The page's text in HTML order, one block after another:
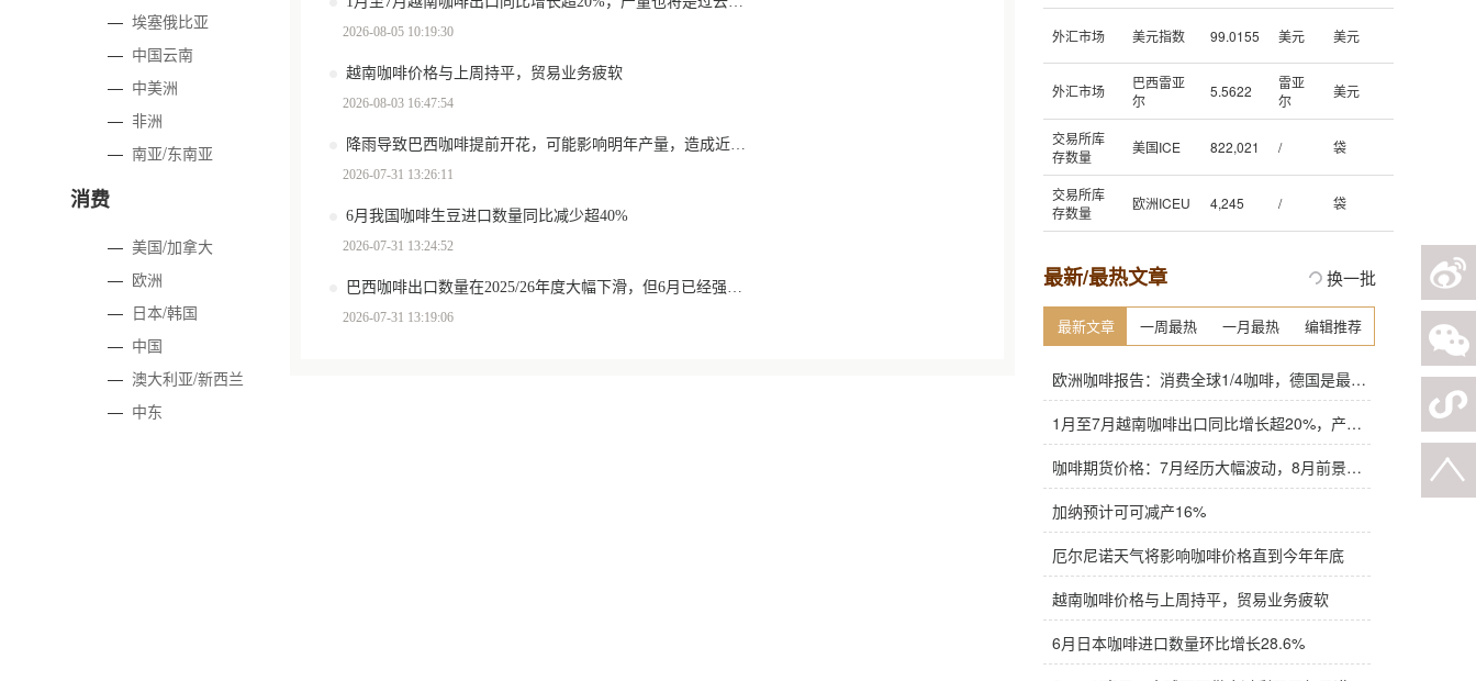
—埃塞俄比亚
— 中国云南
— 中美洲
—非洲
—南亚/东南亚
消费
—美国/加拿大
— 欧洲
— 日本/韩国
— 中国
— 澳大利亚/新西兰
— 中东
2026-08-05 10:19:30
越南咖啡价格与上周持平，贸易业务疲软
2026-08-03 16:47:54
2026-07-31 13:26:11
6月我国咖啡生豆进口数量同比减少超40%
2026-07-31 13:24:52
2026-07-31 13:19:06
外汇市场 美元指数 99.0155 美元 美元
外汇市场
巴西雷亚
尔
5.5622
雷亚
尔
美元
交易所库
存数量
美国ICE 822,021 / 袋
交易所库
存数量
欧洲ICEU 4,245 / 袋
最新/最热文章 换一批
最新文章 一周最热 一月最热 编辑推荐
欧洲咖啡报告：消费全球1/4咖啡，德国是最大进口国，意大利在烘焙咖啡生产中领先
1月至7月越南咖啡出口同比增长超20%，产量也将是过去四年来最高
咖啡期货价格：7月经历大幅波动，8月前景依旧不明朗
加纳预计可可减产16%
厄尔尼诺天气将影响咖啡价格直到今年年底
越南咖啡价格与上周持平，贸易业务疲软
6月日本咖啡进口数量环比增长28.6%